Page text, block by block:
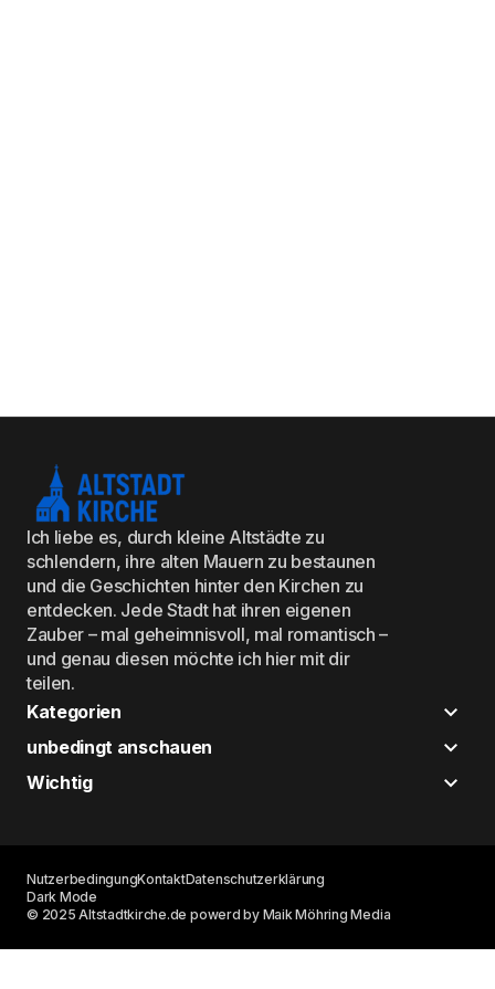
Ich liebe es, durch kleine Altstädte zu
schlendern, ihre alten Mauern zu bestaunen
und die Geschichten hinter den Kirchen zu
entdecken. Jede Stadt hat ihren eigenen
Zauber – mal geheimnisvoll, mal romantisch –
und genau diesen möchte ich hier mit dir
teilen.
Kategorien
unbedingt anschauen
Wichtig
© 2025 Altstadtkirche.de powerd by Maik Möhring Media
NutzerbedingungKontaktDatenschutzerklärung
Dark Mode